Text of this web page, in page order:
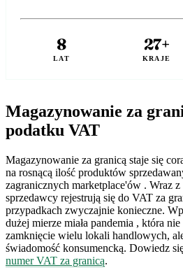
8
LAT
27+
KRAJE
Magazynowanie za
podatku VAT
Magazynowanie za granicą staje się
na rosnącą ilość produktów
zagranicznych marketplace'ów . Wraz
sprzedawcy rejestrują się do VAT za
przypadkach zwyczajnie konieczne.
dużej mierze miała pandemia , która
zamknięcie wielu lokali handlowych, ale
świadomość konsumencką. Dowiedz
numer VAT za granicą.